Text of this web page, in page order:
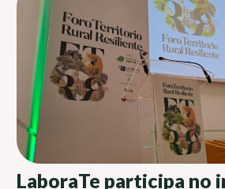
LaboraTe participa no